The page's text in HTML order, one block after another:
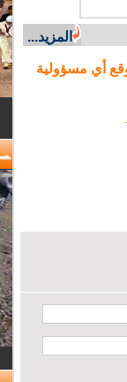
المزيد...
أي مسؤولية